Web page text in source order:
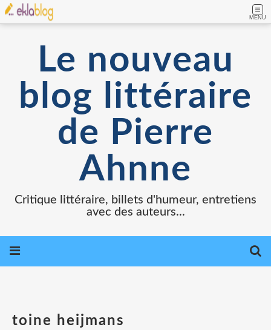
MENU
Le nouveau
blog littéraire
de Pierre
Ahnne
Critique littéraire, billets d'humeur, entretiens
avec des auteurs...
toine heijmans